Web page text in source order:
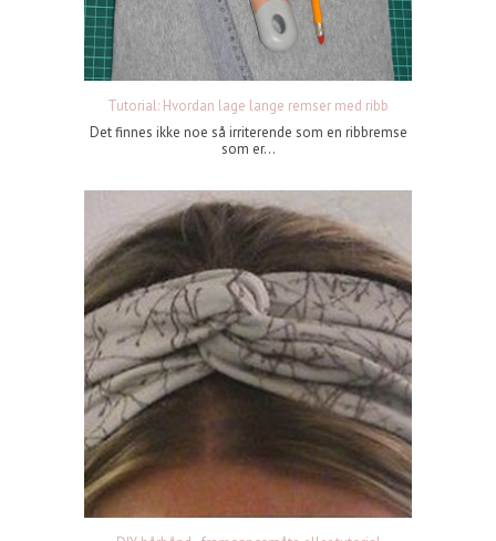
Tutorial: Hvordan lage lange remser med ribb
Det finnes ikke noe så irriterende som en ribbremse
som er...